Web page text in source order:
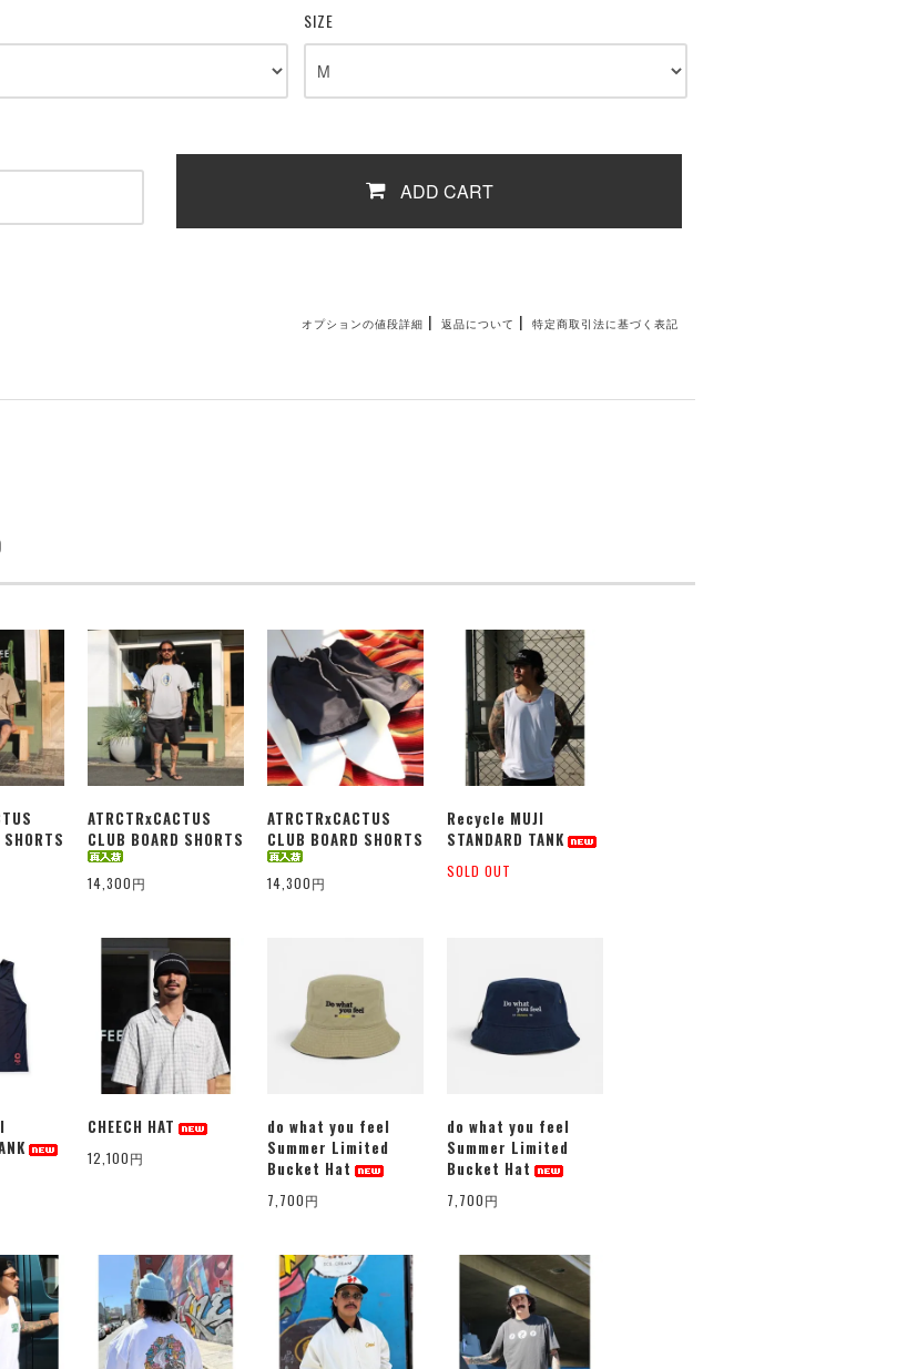
SIZE
ADD CART
オプションの値段詳細 | 返品について | 特定商取引法に基づく表記
ATRCTRxCACTUS
CLUB BOARD SHORTS
14,300円
ATRCTRxCACTUS
CLUB BOARD SHORTS
14,300円
Recycle MUJI
STANDARD TANK
SOLD OUT
CHEECH HAT
12,100円
do what you feel
Summer Limited
Bucket Hat
7,700円
do what you feel
Summer Limited
Bucket Hat
7,700円